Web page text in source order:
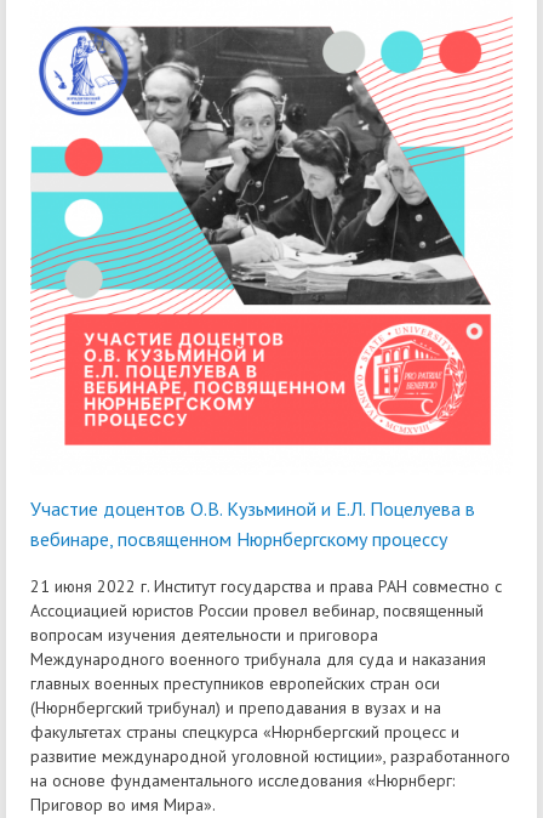
Участие доцентов О.В. Кузьминой и Е.Л. Поцелуева в
вебинаре, посвященном Нюрнбергскому процессу
21 июня 2022 г. Институт государства и права РАН совместно с
Ассоциацией юристов России провел вебинар, посвященный
вопросам изучения деятельности и приговора
Международного военного трибунала для суда и наказания
главных военных преступников европейских стран оси
(Нюрнбергский трибунал) и преподавания в вузах и на
факультетах страны спецкурса «Нюрнбергский процесс и
развитие международной уголовной юстиции», разработанного
на основе фундаментального исследования «Нюрнберг:
Приговор во имя Мира».